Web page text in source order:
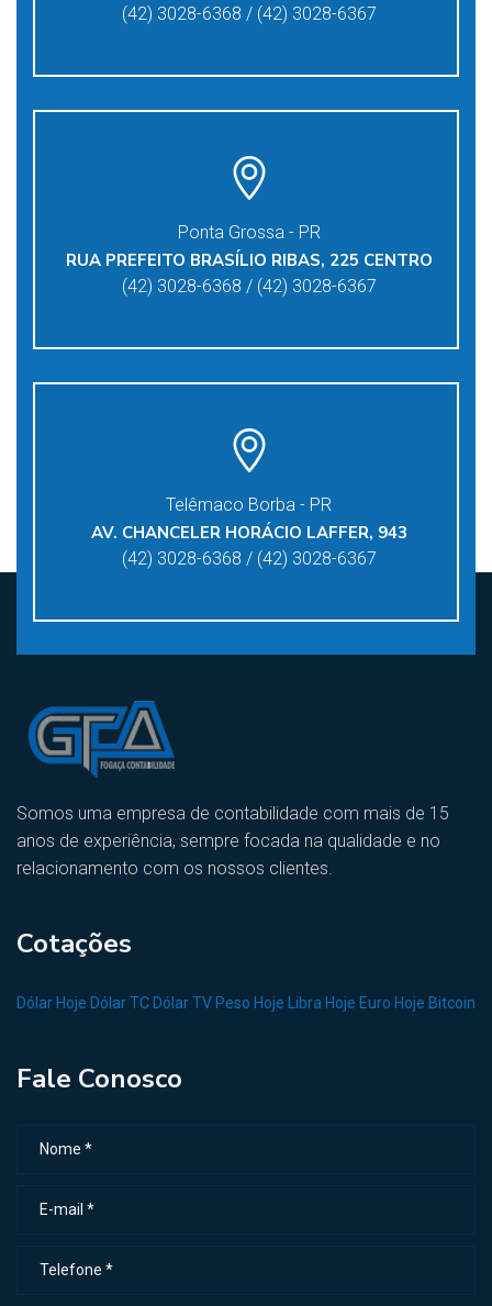
(42) 3028-6368 / (42) 3028-6367
Ponta Grossa - PR
RUA PREFEITO BRASÍLIO RIBAS, 225 CENTRO
(42) 3028-6368 / (42) 3028-6367
Telêmaco Borba - PR
AV. CHANCELER HORÁCIO LAFFER, 943
(42) 3028-6368 / (42) 3028-6367
Somos uma empresa de contabilidade com mais de 15
anos de experiência, sempre focada na qualidade e no
relacionamento com os nossos clientes.
Cotações
Dólar Hoje Dólar TCDólar TVPeso Hoje Libra Hoje Euro Hoje Bitcoin
Fale Conosco